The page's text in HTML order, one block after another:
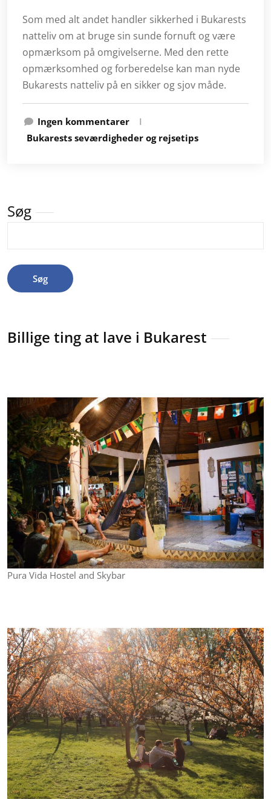
Som med alt andet handler sikkerhed i Bukarests
natteliv om at bruge sin sunde fornuft og være
opmærksom på omgivelserne. Med den rette
opmærksomhed og forberedelse kan man nyde
Bukarests natteliv på en sikker og sjov måde.
Ingen kommentarer
I
Bukarests seværdigheder og rejsetips
Søg
Søg
Billige ting at lave i Bukarest
Pura Vida Hostel and Skybar